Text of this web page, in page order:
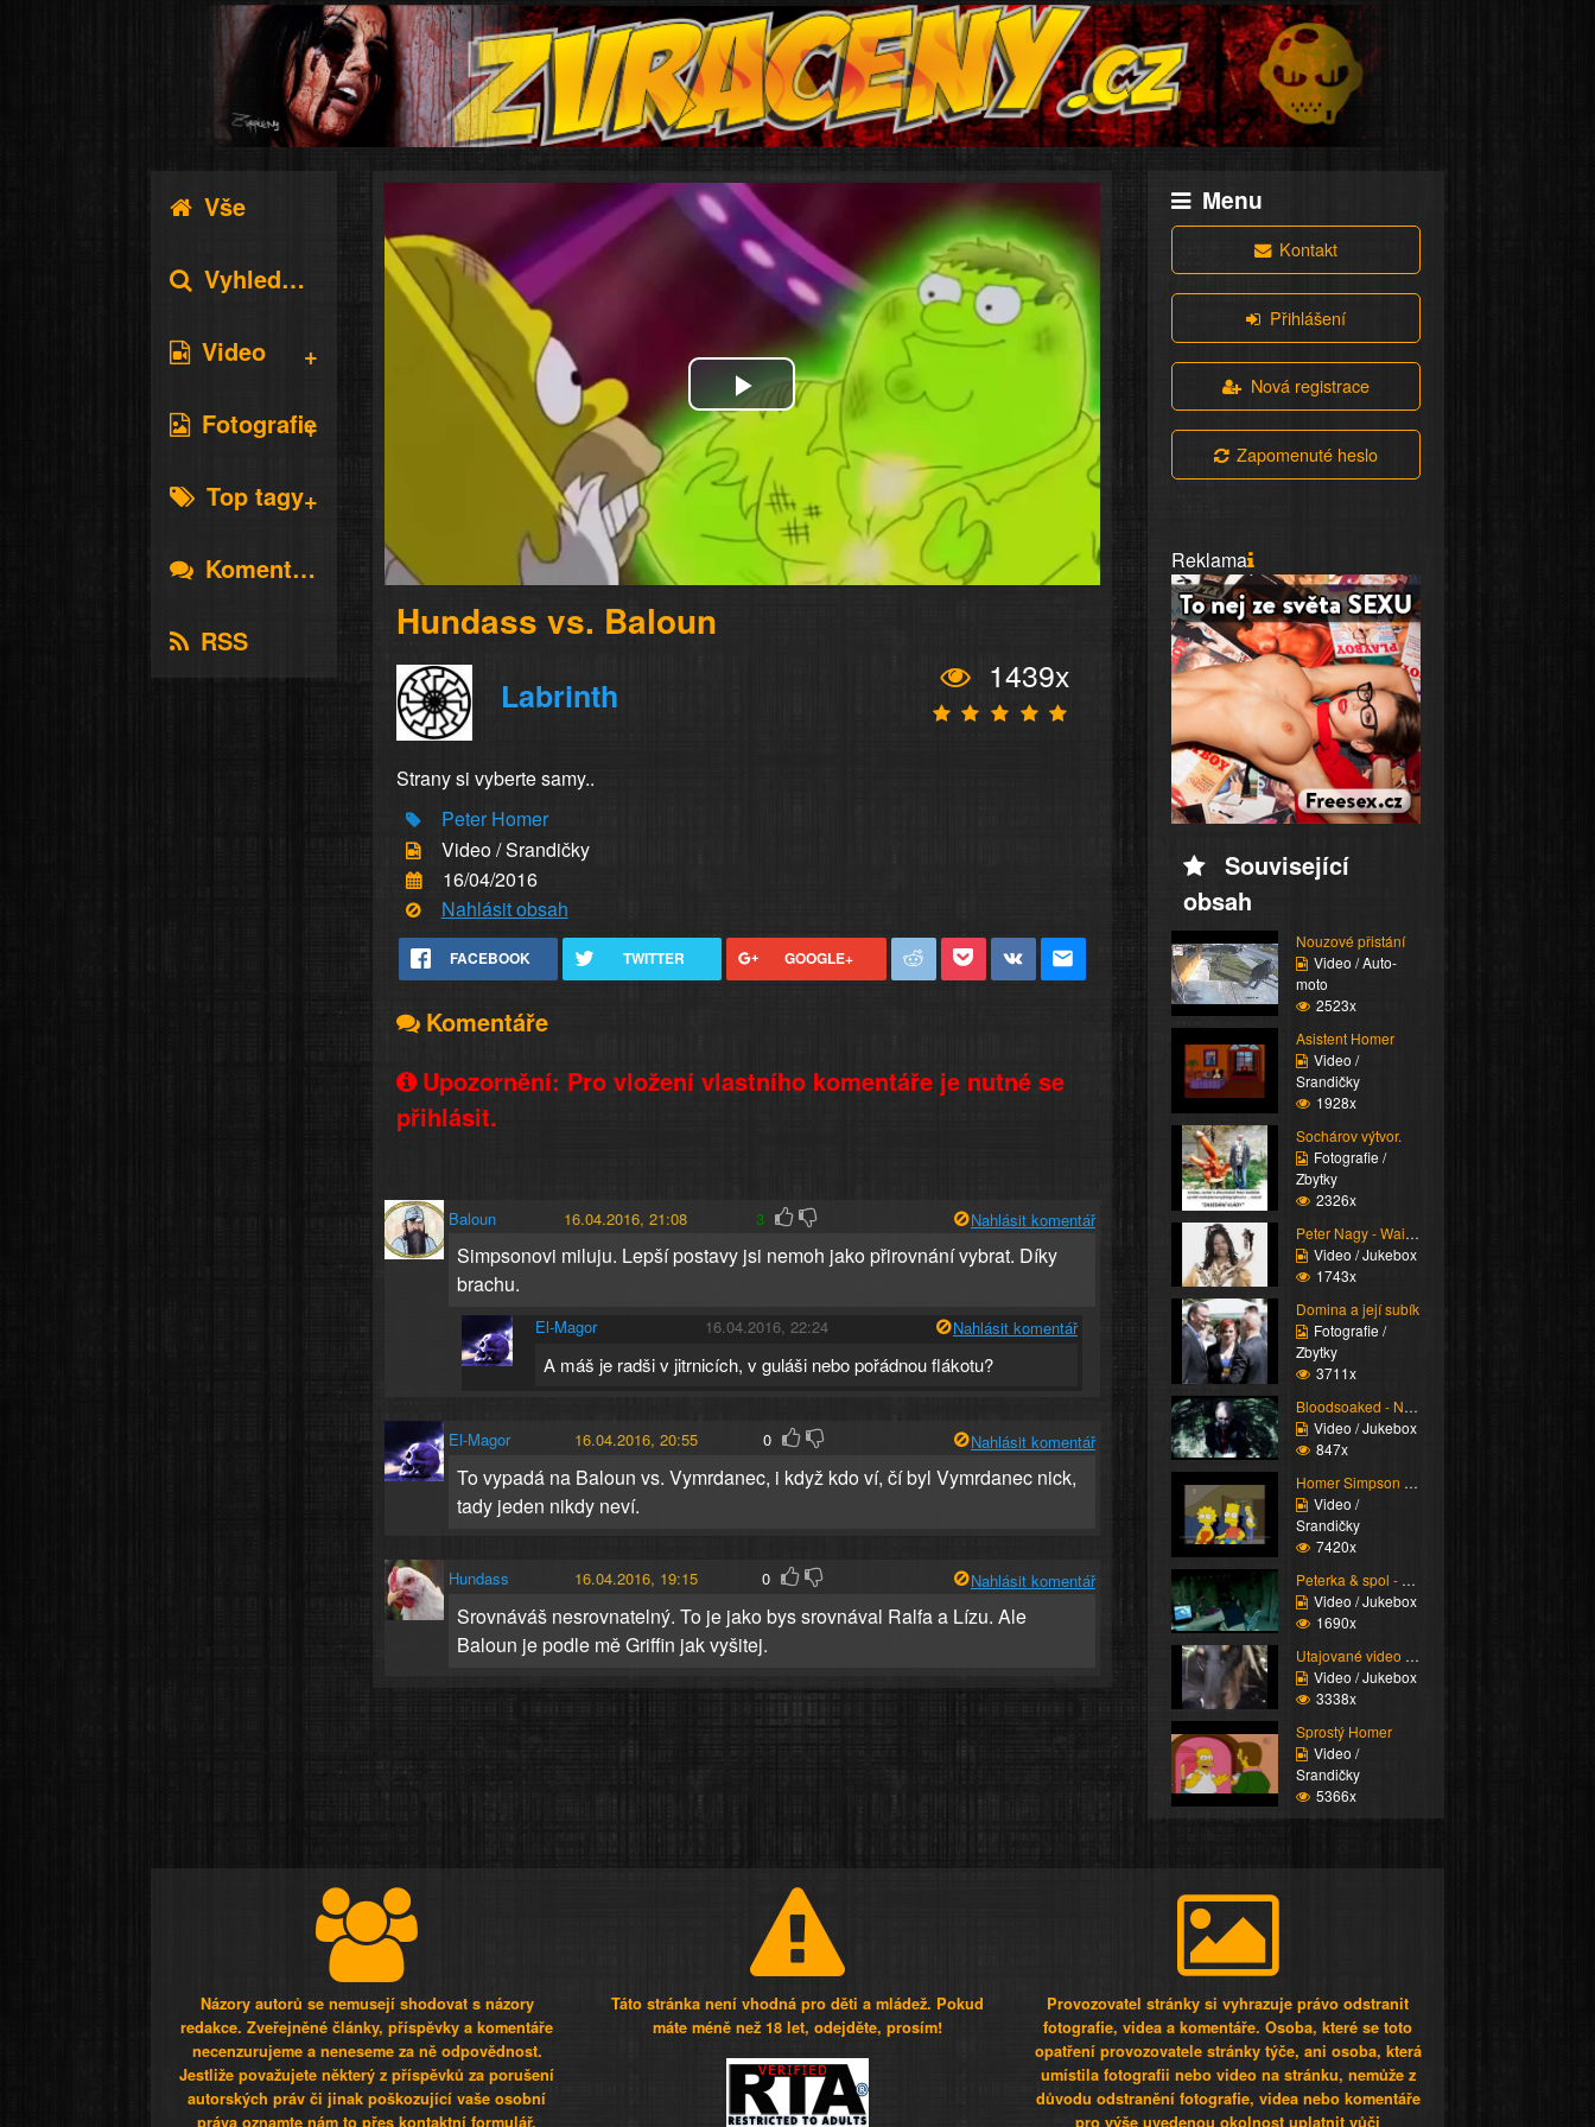
Vše
Vyhledávání
Video
Fotografie
Top tagy
Komentáře
RSS
Play
Video
Hundass vs. Baloun
Labrinth
1439x
Strany si vyberte samy..
Peter Homer
Video / Srandičky
16/04/2016
Nahlásit obsah
FACEBOOK TWITTER GOOGLE+
Komentáře
Upozornění: Pro vložení vlastního komentáře je nutné se
přihlásit.
Baloun 16.04.2016, 21:08 3 Nahlásit komentář
Simpsonovi miluju. Lepší postavy jsi nemoh jako přirovnání vybrat. Díky
brachu.
El-Magor 16.04.2016, 22:24 Nahlásit komentář
A máš je radši v jitrnicích, v guláši nebo pořádnou flákotu?
El-Magor 16.04.2016, 20:55 0 Nahlásit komentář
To vypadá na Baloun vs. Vymrdanec, i když kdo ví, čí byl Vymrdanec nick,
tady jeden nikdy neví.
Hundass 16.04.2016, 19:15 0 Nahlásit komentář
Srovnáváš nesrovnatelný. To je jako bys srovnával Ralfa a Lízu. Ale
Baloun je podle mě Griffin jak vyšitej.
Menu
Kontakt
Přihlášení
Nová registrace
Zapomenuté heslo
Reklama
Související
obsah
Nouzové přistání
Video / Auto-
moto
2523x
Asistent Homer
Video /
Srandičky
1928x
Sochárov výtvor.
Fotografie /
Zbytky
2326x
Peter Nagy - Waikiki R...
Video / Jukebox
1743x
Domina a její subík
Fotografie /
Zbytky
3711x
Bloodsoaked - No God
Video / Jukebox
847x
Homer Simpson vs. zpív...
Video /
Srandičky
7420x
Peterka & spol - Já js...
Video / Jukebox
1690x
Utajované video nejlep...
Video / Jukebox
3338x
Sprostý Homer
Video /
Srandičky
5366x
Názory autorů se nemusejí shodovat s názory
redakce. Zveřejněné články, příspěvky a komentáře
necenzurujeme a neneseme za ně odpovědnost.
Jestliže považujete některý z příspěvků za porušení
autorských práv či jinak poškozující vaše osobní
práva oznamte nám to přes kontaktní formulář.
Táto stránka není vhodná pro děti a mládež. Pokud
máte méně než 18 let, odejděte, prosím!
Provozovatel stránky si vyhrazuje právo odstranit
fotografie, videa a komentáře. Osoba, které se toto
opatření provozovatele stránky týče, ani osoba, která
umístila fotografii nebo video na stránku, nemůže z
důvodu odstranění fotografie, videa nebo komentáře
pro výše uvedenou okolnost uplatnit vůči